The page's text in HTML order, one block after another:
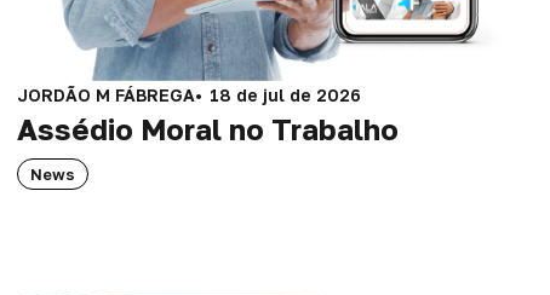
JORDÃO M FÁBREGA 18 de jul de 2026
Assédio Moral no Trabalho
News